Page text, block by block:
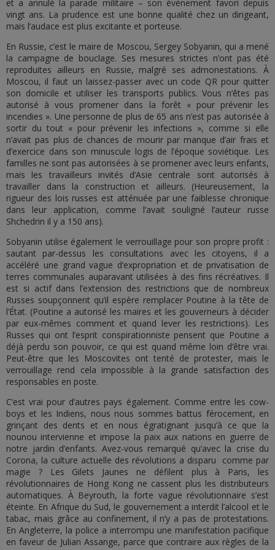
et a annulé la parade militaire – son événement favori depuis
vingt ans. La prudence est une bonne qualité chez un dirigeant,
mais l’audace est plus excitante et porteuse.
En Russie, c’est le maire de Moscou, Sergey Sobyanin, qui a mené
la campagne de bouclage. Ses mesures strictes n’ont pas été
reproduites ailleurs en Russie, malgré ses admonestations. À
Moscou, il faut un laissez-passer avec un code QR pour quitter
son domicile et utiliser les transports publics. Vous n’êtes pas
autorisé à vous promener dans la forêt « pour prévenir les
incendies ». Une personne de plus de 65 ans n’est pas autorisée à
sortir du tout « pour prévenir les infections », comme si elle
n’avait pas plus de chances de mourir par manque d’air frais et
d’exercice dans son minuscule logis de l’époque soviétique. Les
familles ne sont pas autorisées à se promener avec leurs enfants,
mais les travailleurs invités d’Asie centrale sont autorisés à
travailler dans la construction et ailleurs. (Heureusement, la
rigueur des lois russes est atténuée par une faiblesse chronique
dans leur application, comme l’avait souligné l’auteur russe
Shchedrin il y a 150 ans).
Sobyanin utilise également le verrouillage pour son propre profit :
sautant par-dessus les consultations avec les citoyens, il a
accéléré une grand vague d’expropriation et de privatisation de
terres communales auparavant utilisées à des fins récréatives. Il
est si actif dans l’extension des restrictions que de nombreux
Russes soupçonnent qu’il espère remplacer Poutine à la tête de
l’État. (Poutine a autorisé les maires et les gouverneurs à décider
par eux-mêmes comment et quand lever les restrictions). Les
Russes qui ont l’esprit conspirationniste pensent que Poutine a
déjà perdu son pouvoir, ce qui est quand même loin d’être vrai.
Peut-être que les Moscovites ont tenté de protester, mais le
verrouillage rend cela impossible à la grande satisfaction des
responsables en poste.
C’est vrai pour d’autres pays également. Comme entre les cow-
boys et les Indiens, nous nous sommes battus férocement, en
grinçant des dents et en nous égratignant jusqu’à ce que la
nounou intervienne et impose la paix aux nations en guerre de
notre jardin d’enfants. Avez-vous remarqué qu’avec la crise du
Corona, la culture actuelle des révolutions a disparu comme par
magie ? Les Gilets Jaunes ne défilent plus à Paris, les
révolutionnaires de Hong Kong ne cassent plus les distributeurs
automatiques. À Beyrouth, la forte vague révolutionnaire s’est
éteinte. En Afrique du Sud, le gouvernement a interdit l’alcool et le
tabac, mais grâce au confinement, il n’y a pas de protestations.
En Angleterre, la police a interrompu une manifestation pacifique
en faveur de Julian Assange, parce que contraire aux règles de la